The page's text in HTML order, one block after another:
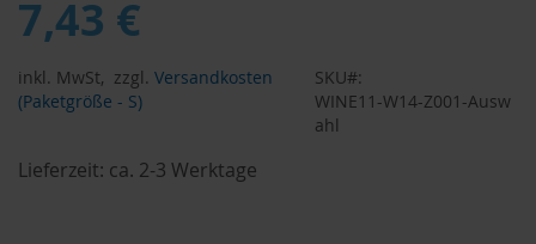
7,43 €
inkl. MwSt, zzgl. Versandkosten
(Paketgröße - S)
SKU
WINE11-W14-Z001-Ausw
ahl
Lieferzeit: ca. 2-3 Werktage